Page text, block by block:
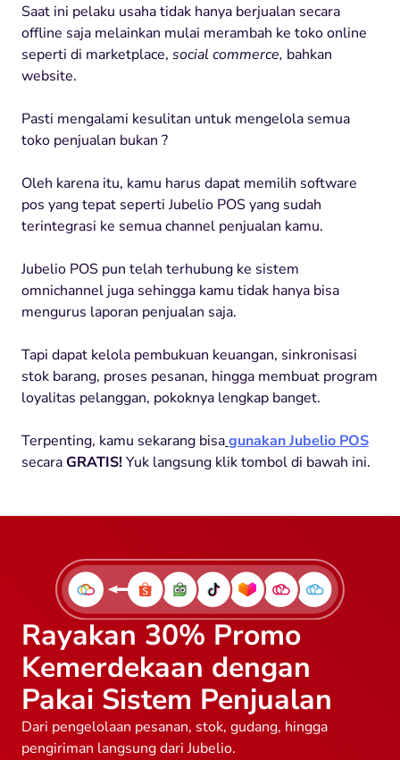
Saat ini pelaku usaha tidak hanya berjualan secara
offline saja melainkan mulai merambah ke toko online
seperti di marketplace, social commerce, bahkan
website.
Pasti mengalami kesulitan untuk mengelola semua
toko penjualan bukan ?
Oleh karena itu, kamu harus dapat memilih software
pos yang tepat seperti Jubelio POS yang sudah
terintegrasi ke semua channel penjualan kamu.
Jubelio POS pun telah terhubung ke sistem
omnichannel juga sehingga kamu tidak hanya bisa
mengurus laporan penjualan saja.
Tapi dapat kelola pembukuan keuangan, sinkronisasi
stok barang, proses pesanan, hingga membuat program
loyalitas pelanggan, pokoknya lengkap banget.
Terpenting, kamu sekarang bisagunakan Jubelio POS
secaraGRATIS!Yuk langsung klik tombol di bawah ini.
Rayakan 30% Promo
Kemerdekaan dengan
Pakai Sistem Penjualan
Dari pengelolaan pesanan, stok, gudang, hingga
pengiriman langsung dari Jubelio.